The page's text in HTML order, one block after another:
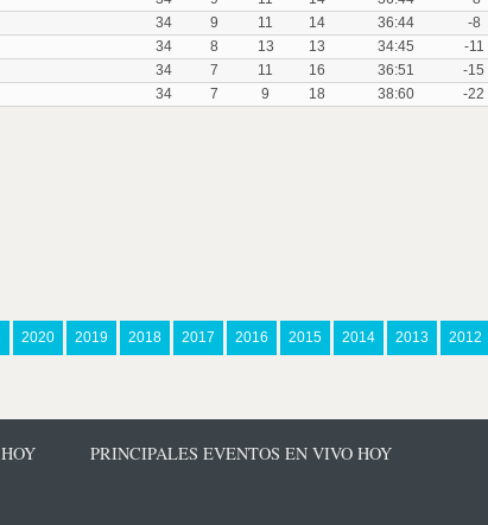
34 9 11 14 36:44 -8
34 8 13 13 34:45 -11
34 7 11 16 36:51 -15
34 7 9 18 38:60 -22
2020 2019 2018 2017 2016 2015 2014 2013 2012
PRINCIPALES EVENTOS EN VIVO HOY